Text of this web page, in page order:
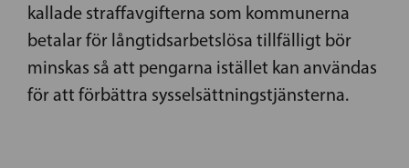
kallade straffavgifterna som kommunerna
betalar för långtidsarbetslösa tillfälligt bör
minskas så att pengarna istället kan användas
för att förbättra sysselsättningstjänsterna.